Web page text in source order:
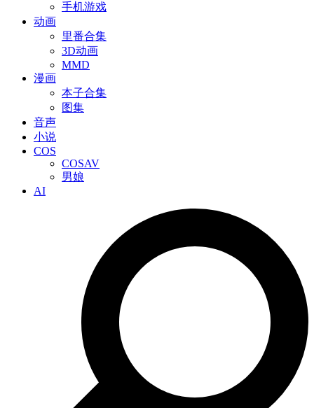
手机游戏
动画
里番合集
3D动画
MMD
漫画
本子合集
图集
音声
小说
COS
COSAV
男娘
AI